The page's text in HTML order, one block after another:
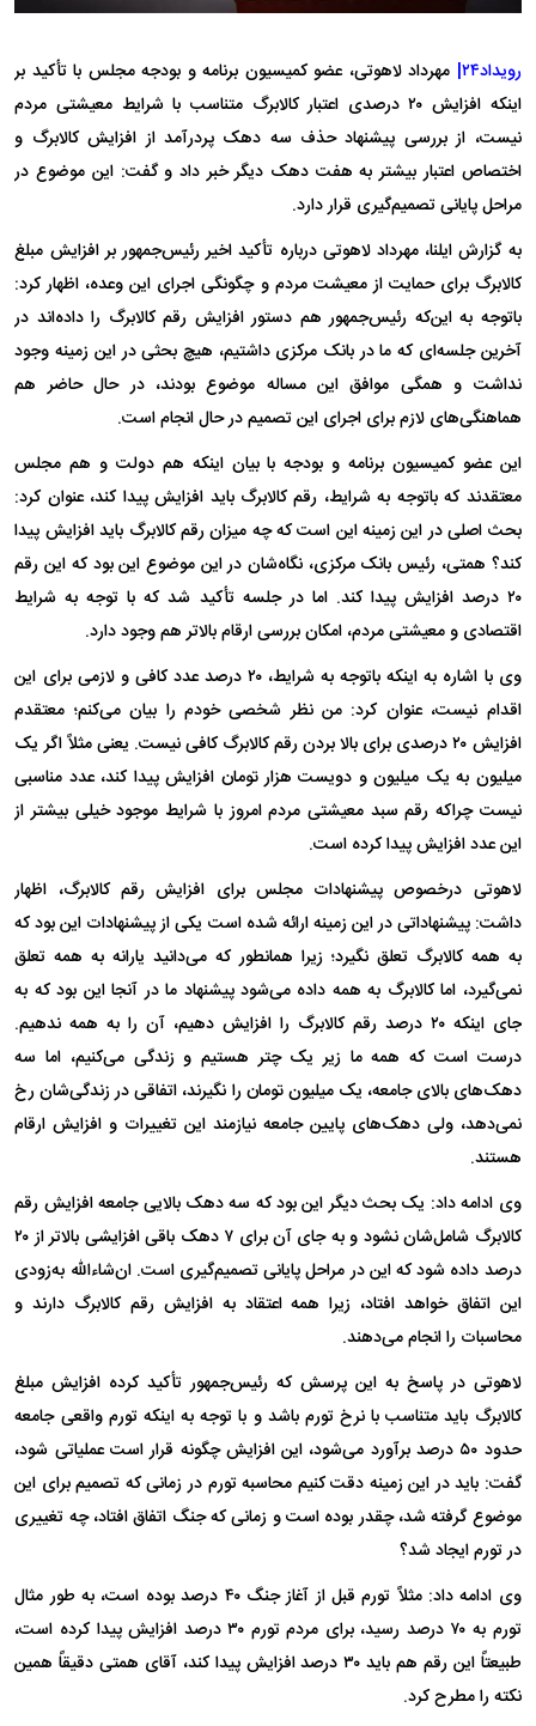
رویداد۲۴|
مهرداد لاهوتی، عضو کمیسیون برنامه و بودجه مجلس با تأکید بر
اینکه افزایش ۲۰ درصدی اعتبار کالابرگ متناسب با شرایط معیشتی مردم
نیست، از بررسی پیشنهاد حذف سه دهک پردرآمد از افزایش کالابرگ و
اختصاص اعتبار بیشتر به هفت دهک دیگر خبر داد و گفت: این موضوع در
مراحل پایانی تصمیم‌گیری قرار دارد.
به گزارش ایلنا، مهرداد لاهوتی درباره تأکید اخیر رئیس‌جمهور بر افزایش مبلغ
کالابرگ برای حمایت از معیشت مردم و چگونگی اجرای این وعده، اظهار کرد:
باتوجه به این‌که رئیس‌جمهور هم دستور افزایش رقم کالابرگ را داده‌اند در
آخرین جلسه‌ای که ما در بانک مرکزی داشتیم، هیچ بحثی در این زمینه وجود
نداشت و همگی موافق این مساله موضوع بودند، در حال حاضر هم
هماهنگی‌های لازم برای اجرای این تصمیم در حال انجام است.
این عضو کمیسیون برنامه و بودجه با بیان اینکه هم دولت و هم مجلس
معتقدند که باتوجه به شرایط، رقم کالابرگ باید افزایش پیدا کند، عنوان کرد:
بحث اصلی در این زمینه این است که چه میزان رقم کالابرگ باید افزایش پیدا
کند؟ همتی، رئیس بانک مرکزی، نگاه‌شان در این موضوع این بود که این رقم
۲۰ درصد افزایش پیدا کند. اما در جلسه تأکید شد که با توجه به شرایط
اقتصادی و معیشتی مردم، امکان بررسی ارقام بالاتر هم وجود دارد.
وی با اشاره به اینکه باتوجه به شرایط، ۲۰ درصد عدد کافی و لازمی برای این
اقدام نیست، عنوان کرد: من نظر شخصی خودم را بیان می‌کنم؛ معتقدم
افزایش ۲۰ درصدی برای بالا بردن رقم کالابرگ کافی نیست. یعنی مثلاً اگر یک
میلیون به یک میلیون و دویست هزار تومان افزایش پیدا کند، عدد مناسبی
نیست چراکه رقم سبد معیشتی مردم امروز با شرایط موجود خیلی بیشتر از
این عدد افزایش پیدا کرده است.
لاهوتی درخصوص پیشنهادات مجلس برای افزایش رقم کالابرگ، اظهار
داشت: پیشنهاداتی در این زمینه ارائه شده است یکی از پیشنهادات این بود که
به همه کالابرگ تعلق نگیرد؛ زیرا همانطور که می‌دانید یارانه به همه تعلق
نمی‌گیرد، اما کالابرگ به همه داده می‌شود پیشنهاد ما در آنجا این بود که به
جای اینکه ۲۰ درصد رقم کالابرگ را افزایش دهیم، آن را به همه ندهیم.
درست است که همه ما زیر یک چتر هستیم و زندگی می‌کنیم، اما سه
دهک‌های بالای جامعه، یک میلیون تومان را نگیرند، اتفاقی در زندگی‌شان رخ
نمی‌دهد، ولی دهک‌های پایین جامعه نیازمند این تغییرات و افزایش ارقام
هستند.
وی ادامه داد: یک بحث دیگر این بود که سه دهک بالایی جامعه افزایش رقم
کالابرگ شامل‌شان نشود و به جای آن برای ۷ دهک باقی افزایشی بالاتر از ۲۰
درصد داده شود که این در مراحل پایانی تصمیم‌گیری است. ان‌شاءالله به‌زودی
این اتفاق خواهد افتاد، زیرا همه اعتقاد به افزایش رقم کالابرگ دارند و
محاسبات را انجام می‌دهند.
لاهوتی در پاسخ به این پرسش که رئیس‌جمهور تأکید کرده افزایش مبلغ
کالابرگ باید متناسب با نرخ تورم باشد و با توجه به اینکه تورم واقعی جامعه
حدود ۵۰ درصد برآورد می‌شود، این افزایش چگونه قرار است عملیاتی شود،
گفت: باید در این زمینه دقت کنیم محاسبه تورم در زمانی که تصمیم برای این
موضوع گرفته شد، چقدر بوده است و زمانی که جنگ اتفاق افتاد، چه تغییری
در تورم ایجاد شد؟
وی ادامه داد: مثلاً تورم قبل از آغاز جنگ ۴۰ درصد بوده است، به طور مثال
تورم به ۷۰ درصد رسید، برای مردم تورم ۳۰ درصد افزایش پیدا کرده است،
طبیعتاً این رقم هم باید ۳۰ درصد افزایش پیدا کند، آقای همتی دقیقاً همین
نکته را مطرح کرد.